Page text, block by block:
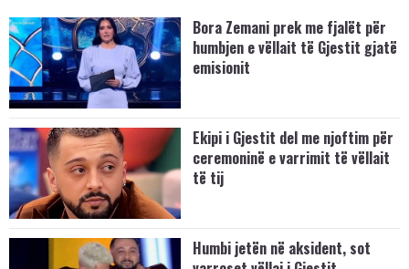
Bora Zemani prek me fjalët për
humbjen e vëllait të Gjestit gjatë
emisionit
Ekipi i Gjestit del me njoftim për
ceremoninë e varrimit të vëllait
të tij
Humbi jetën në aksident, sot